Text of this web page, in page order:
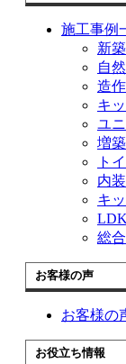
施工事例
新築
自
造
キ
ユ
増
ト
内
キ
総
お客様の声
お客様の
お役立ち情報